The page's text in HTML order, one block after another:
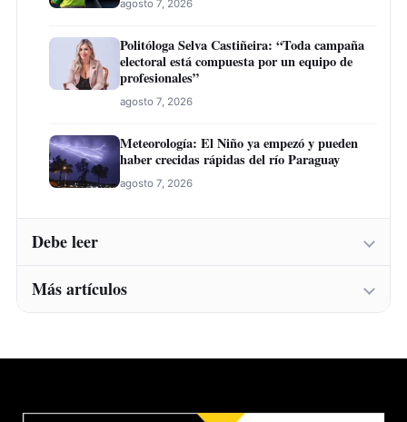
agosto 7, 2026
Politóloga Selva Castiñeira: “Toda campaña
electoral está compuesta por un equipo de
profesionales”
agosto 7, 2026
Meteorología: El Niño ya empezó y pueden
haber crecidas rápidas del río Paraguay
agosto 7, 2026
Debe leer
Instituto Belén abre inscripciones para una
Más artículos